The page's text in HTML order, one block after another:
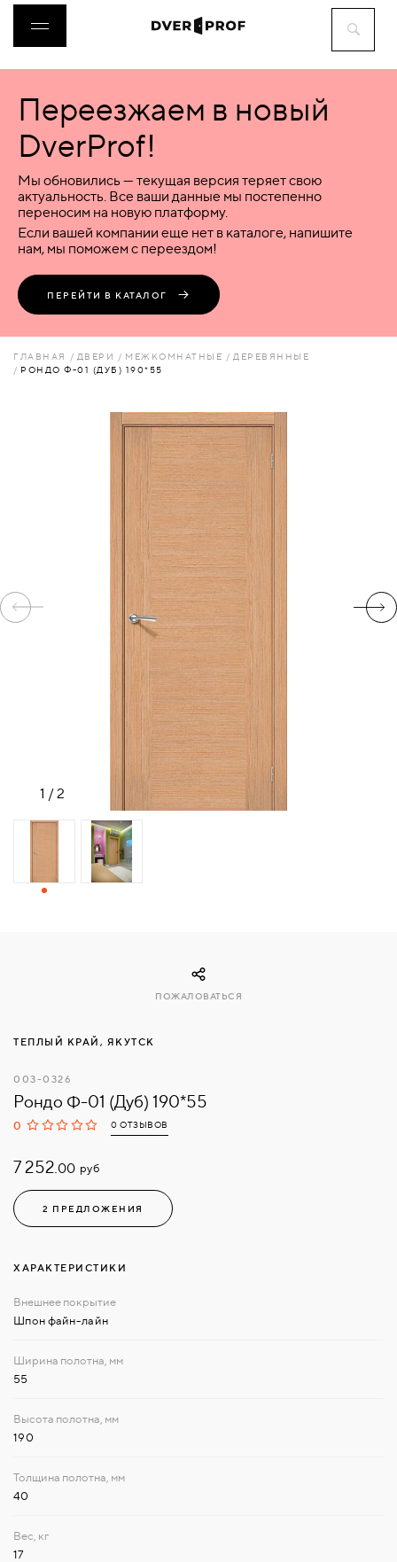
ДВЕРИ
ФУРНИТУРА
ВОРОТА
ПЕРЕГОРОДКИ
КОМПЛЕКТУЮЩИЕ
КОМПАНИИ
ИНТЕРЕСНЫЕ
СТАТЬИ
СВЯЗАТЬСЯ
НАМИ
Переезжаем в новый
DverProf!
Мы обновились — текущая версия теряет свою
актуальность. Все ваши данные мы постепенно
переносим на новую платформу.
Если вашей компании еще нет в каталоге, напишите
нам, мы поможем с переездом!
ПЕРЕЙТИ В КАТАЛОГ
ГЛАВНАЯ ДВЕРИ МЕЖКОМНАТНЫЕ
ДЕРЕВЯННЫЕ
РОНДО Ф-01 (ДУБ) 190*55
1 /2
ТЕПЛЫЙ КРАЙ, ЯКУТСК
003-0326
Рондо Ф-01 (Дуб) 190*55
0 0 ОТЗЫВОВ
7 252.00 руб
2 ПРЕДЛОЖЕНИЯ
ПОЖАЛОВАТЬСЯ
ХАРАКТЕРИСТИКИ
Шпон файн-лайн
55
190
40
17